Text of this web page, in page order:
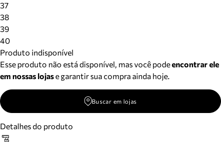
37
38
39
40
Produto indisponível
Esse produto não está disponível, mas você podeencontrar ele
em nossas lojase garantir sua compra ainda hoje.
Buscar em lojas
Detalhes do produto